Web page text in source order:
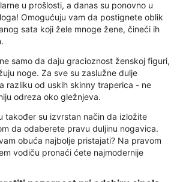
u prošlosti, a danas su ponovno u
Omogućuju vam da postignete oblik
sata koji žele mnoge žene, čineći ih
samo da daju gracioznost ženskoj figuri,
noge. Za sve su zaslužne dulje
razliku od uskih skinny traperica - ne
odreza oko gležnjeva.
također su izvrstan način da izložite
da odaberete pravu duljinu nogavica.
obuća najbolje pristajati? Na pravom
vodiču pronaći ćete najmodernije